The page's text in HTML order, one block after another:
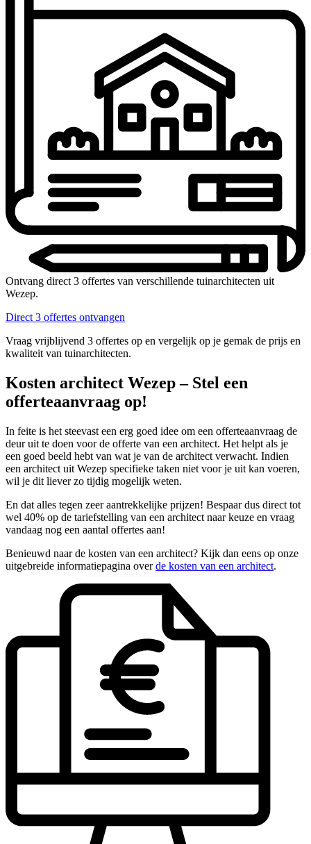
Ontvang direct 3 offertes van verschillende tuinarchitecten uit
Wezep.
Direct 3 offertes ontvangen
Vraag vrijblijvend 3 offertes op en vergelijk op je gemak de prijs en
kwaliteit van tuinarchitecten.
Kosten architect Wezep – Stel een
offerteaanvraag op!
In feite is het steevast een erg goed idee om een offerteaanvraag de
deur uit te doen voor de offerte van een architect. Het helpt als je
een goed beeld hebt van wat je van de architect verwacht. Indien
een architect uit Wezep specifieke taken niet voor je uit kan voeren,
wil je dit liever zo tijdig mogelijk weten.
En dat alles tegen zeer aantrekkelijke prijzen! Bespaar dus direct tot
wel 40% op de tariefstelling van een architect naar keuze en vraag
vandaag nog een aantal offertes aan!
Benieuwd naar de kosten van een architect? Kijk dan eens op onze
uitgebreide informatiepagina overde kosten van een architect.